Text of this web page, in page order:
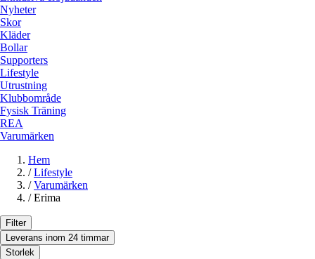
Nyheter
Skor
Kläder
Bollar
Supporters
Lifestyle
Utrustning
Klubbområde
Fysisk Träning
REA
Varumärken
Hem
/ Lifestyle
/ Varumärken
/ Erima
Filter
Leverans inom 24 timmar
Storlek